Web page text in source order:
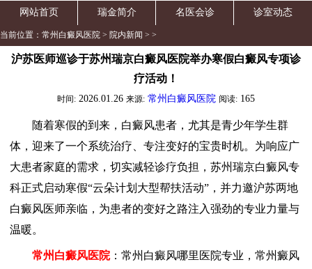
网站首页 瑞金简介 名医会诊 诊室动态
当前位置： 常州白癜风医院 > 院内新闻 > >
沪苏医师巡诊于苏州瑞京白癜风医院举办寒假白癜风专项诊
疗活动！
时间: 2026.01.26 来源: 常州白癜风医院 阅读: 165
随着寒假的到来，白癜风患者，尤其是青少年学生群
体，迎来了一个系统治疗、专注变好的宝贵时机。为响应广
大患者家庭的需求，切实减轻诊疗负担，苏州瑞京白癜风专
科正式启动寒假“云朵计划大型帮扶活动”，并力邀沪苏两地
白癜风医师亲临，为患者的变好之路注入强劲的专业力量与
温暖。
常州白癜风医院：常州白癜风哪里医院专业，常州癜风